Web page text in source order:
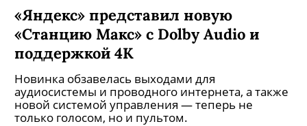
«Яндекс» представил новую
«Станцию Макс» с Dolby Audio и
поддержкой 4К
Новинка обзавелась выходами для
аудиосистемы и проводного интернета, а также
новой системой управления — теперь не
только голосом, но и пультом.